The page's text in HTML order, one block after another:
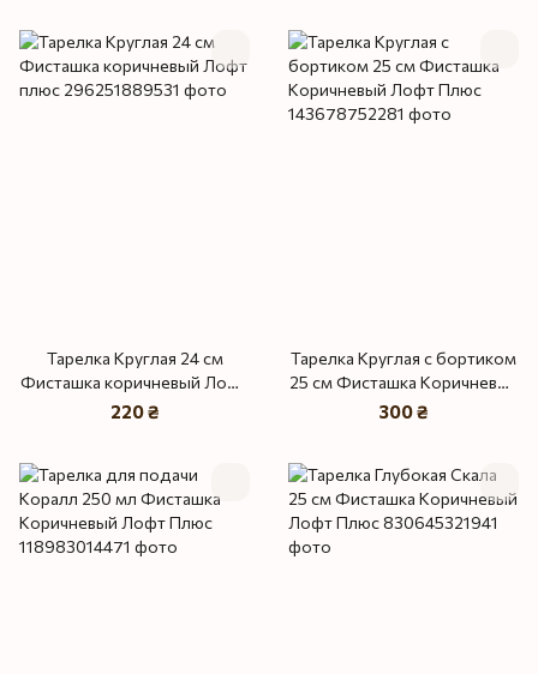
Тарелка Круглая 24 см
Фисташка коричневый Лофт
плюс
220 ₴
Тарелка Круглая с бортиком
25 см Фисташка Коричневый
Лофт Плюс
300 ₴